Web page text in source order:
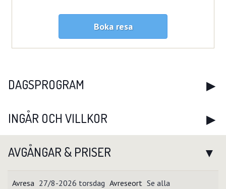
Boka resa
DAGSPROGRAM
INGÅR OCH VILLKOR
AVGÅNGAR & PRISER
27/8-2026 torsdag
Se alla